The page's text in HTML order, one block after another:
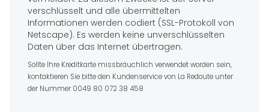
verschlüsselt und alle übermittelten
Informationen werden codiert (SSL-Protokoll von
Netscape). Es werden keine unverschlüsselten
Daten über das Internet übertragen.
Sollte Ihre Kreditkarte missbräuchlich verwendet worden sein,
kontaktieren Sie bitte den Kundenservice von La Redoute unter
der Nummer 0049 80 072 38 458